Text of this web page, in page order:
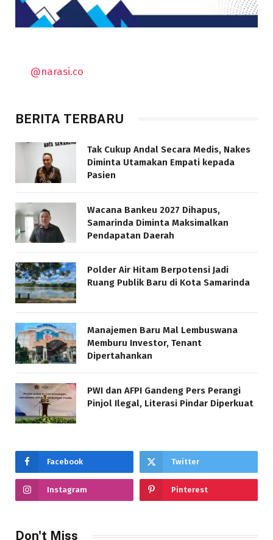
@narasi.co
BERITA TERBARU
Tak Cukup Andal Secara Medis, Nakes
Diminta Utamakan Empati kepada
Pasien
Wacana Bankeu 2027 Dihapus,
Samarinda Diminta Maksimalkan
Pendapatan Daerah
Polder Air Hitam Berpotensi Jadi
Ruang Publik Baru di Kota Samarinda
Manajemen Baru Mal Lembuswana
Memburu Investor, Tenant
Dipertahankan
PWI dan AFPI Gandeng Pers Perangi
Pinjol Ilegal, Literasi Pindar Diperkuat
Facebook Twitter
Instagram Pinterest
Don't Miss